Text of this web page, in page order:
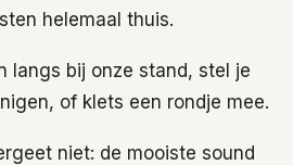
helemaal thuis.
langs bij onze stand, stel je
of klets een rondje mee.
niet: de mooiste sound